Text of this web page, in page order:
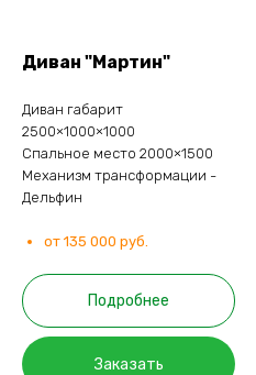
Диван "Мартин"
Диван габарит
2500×1000×1000
Спальное место 2000×1500
Механизм трансформации -
Дельфин
от 135 000 руб.
Подробнее
Заказать